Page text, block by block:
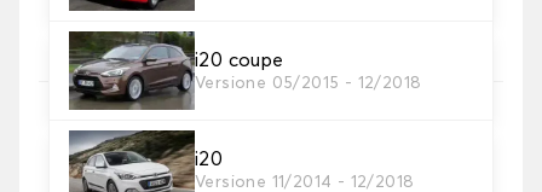
i20 coupe
Versione 05/2015 - 12/2018
i20
Versione 11/2014 - 12/2018
Scegli il materiale del tappetino auto.
5. Materiale della cinghia
Scegliere il materiale della cinghia.